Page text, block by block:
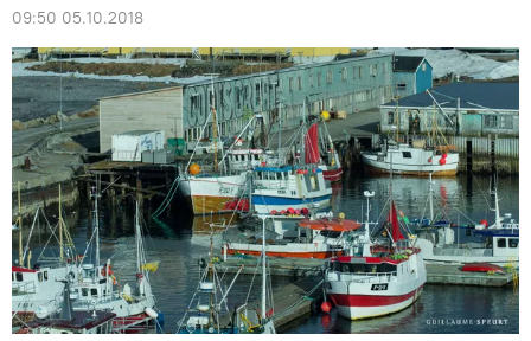
09:50 05.10.2018